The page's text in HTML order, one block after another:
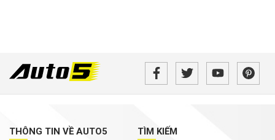
THÔNG TIN VỀ AUTO5 TÌM KIẾM